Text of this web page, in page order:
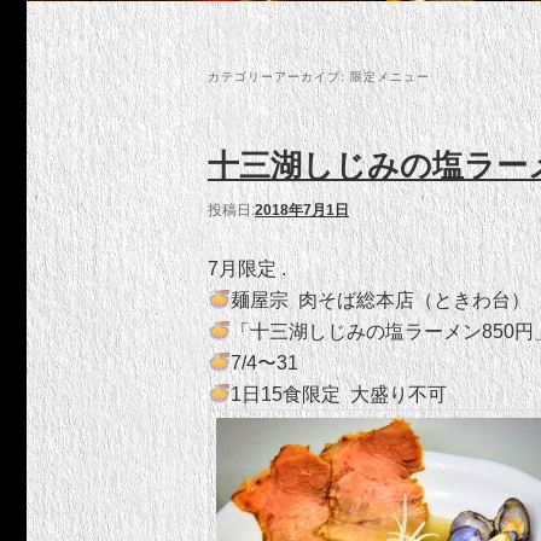
カテゴリーアーカイブ: 限定メニュー
十三湖しじみの塩ラー
投稿日:2018年7月1日
7月限定 .
麺屋宗 肉そば総本店（ときわ台）
「十三湖しじみの塩ラーメン850円
7/4〜31
1日15食限定 大盛り不可